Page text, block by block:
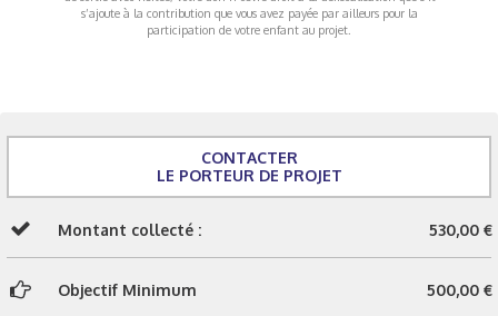
s’ajoute à la contribution que vous avez payée par ailleurs pour la
participation de votre enfant au projet.
CONTACTER
LE PORTEUR DE PROJET
Montant collecté : 530,00 €
Objectif Minimum 500,00 €